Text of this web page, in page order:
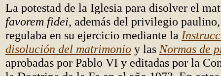
La potestad de la Iglesia para disolver el
favorem fidei, además del privilegio paulino,
regulaba en su ejercicio mediante la
disolución del matrimonio y las Normas de
aprobadas por Pablo VI y editadas por la